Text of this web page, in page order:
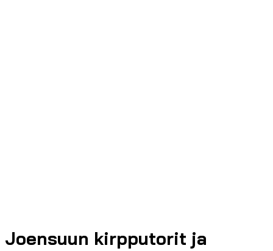
Joensuun kirpputorit ja